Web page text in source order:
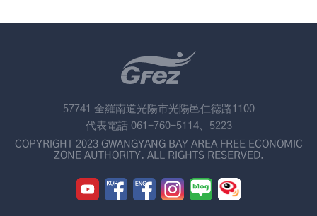
57741 全羅南道光陽市光陽邑仁徳路1100
代表電話 061-760-5114、5223
COPYRIGHT 2023 GWANGYANG BAY AREA FREE ECONOMIC
ZONE AUTHORITY. ALL RIGHTS RESERVED.